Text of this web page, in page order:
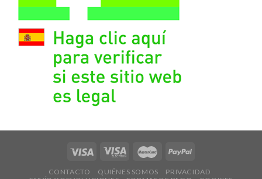
CONTACTO QUIÉNES SOMOS
PRIVACIDAD